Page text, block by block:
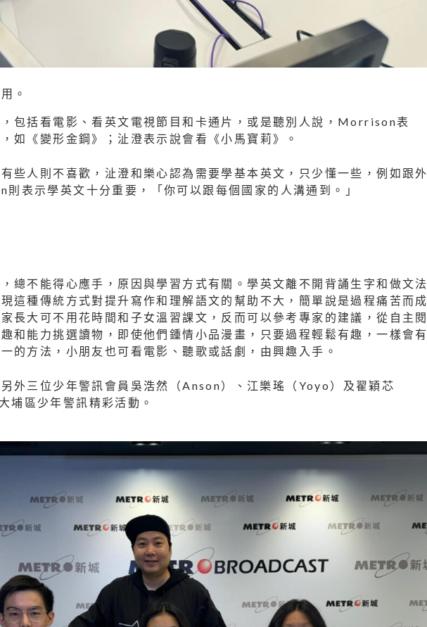
。
包括看電影、看英文電視節目和卡通片，或是聽別人說，Morrison表
如《變形金鋼》；沚澄表示說會看《小馬寶莉》。
些人則不喜歡，沚澄和樂心認為需要學基本英文，只少懂一些，例如跟外
表示學英文十分重要，「你可以跟每個國家的人溝通到。」
總不能得心應手，原因與學習方式有關。學英文離不開背誦生字和做文法
這種傳統方式對提升寫作和理解語文的幫助不大，簡單說是過程痛苦而成
長大可不用花時間和子女溫習課文，反而可以參考專家的建議，從自主閱
和能力挑選讀物，即使他們鍾情小品漫畫，只要過程輕鬆有趣，一樣會有
的方法，小朋友也可看電影、聽歌或話劇，由興趣入手。
外三位少年警訊會員吳浩然（Anson）、江樂瑤（Yoyo）及翟穎芯
埔區少年警訊精彩活動。